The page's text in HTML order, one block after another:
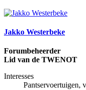
Jakko Westerbeke
Forumbeheerder
Lid van de TWENOT
Interesses